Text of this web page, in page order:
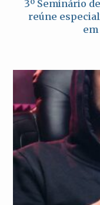
3º Seminário
reúne